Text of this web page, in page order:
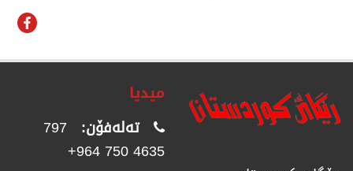
میدیا
تەلەفۆن: 797
4635 750 964+